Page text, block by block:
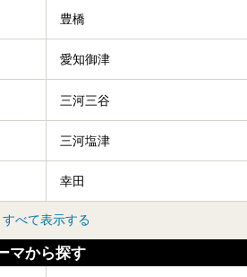
豊橋
愛知御津
三河三谷
三河塩津
幸田
すべて表示する
マから探す